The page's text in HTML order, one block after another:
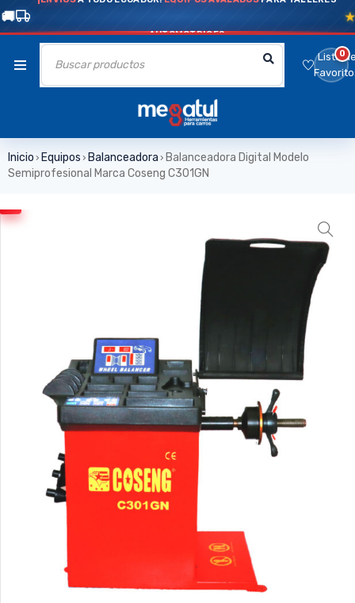
AUTOMOTRICES
Lista0
Inicio › Equipos › Balanceadora › Balanceadora Digital Modelo
Semiprofesional Marca Coseng C301GN